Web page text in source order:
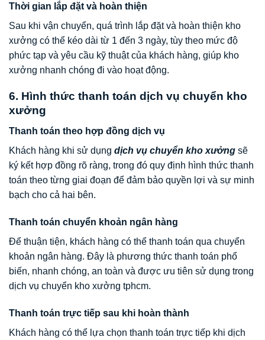
Thời gian lắp đặt và hoàn thiện
Sau khi vận chuyển, quá trình lắp đặt và hoàn thiện kho
xưởng có thể kéo dài từ 1 đến 3 ngày, tùy theo mức độ
phức tạp và yêu cầu kỹ thuật của khách hàng, giúp kho
xưởng nhanh chóng đi vào hoạt động.
6. Hình thức thanh toán dịch vụ chuyển kho
xưởng
Thanh toán theo hợp đồng dịch vụ
Khách hàng khi sử dụng dịch vụ chuyển kho xưởng sẽ
ký kết hợp đồng rõ ràng, trong đó quy định hình thức thanh
toán theo từng giai đoạn để đảm bảo quyền lợi và sự minh
bạch cho cả hai bên.
Thanh toán chuyển khoản ngân hàng
Để thuận tiện, khách hàng có thể thanh toán qua chuyển
khoản ngân hàng. Đây là phương thức thanh toán phổ
biến, nhanh chóng, an toàn và được ưu tiên sử dụng trong
dịch vụ chuyển kho xưởng tphcm.
Thanh toán trực tiếp sau khi hoàn thành
Khách hàng có thể lựa chọn thanh toán trực tiếp khi dịch